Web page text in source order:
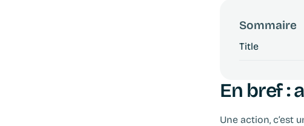
Sommaire
Title
En bref :
Une action, c’est